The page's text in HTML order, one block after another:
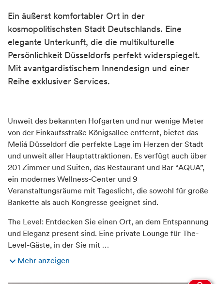
Ein äußerst komfortabler Ort in der
kosmopolitischsten Stadt Deutschlands. Eine
elegante Unterkunft, die die multikulturelle
Persönlichkeit Düsseldorfs perfekt widerspiegelt.
Mit avantgardistischem Innendesign und einer
Reihe exklusiver Services.
Unweit des bekannten Hofgarten und nur wenige Meter
von der Einkaufsstraße Königsallee entfernt, bietet das
Meliá Düsseldorf die perfekte Lage im Herzen der Stadt
und unweit aller Hauptattraktionen. Es verfügt auch über
201 Zimmer und Suiten, das Restaurant und Bar “AQUA”,
ein modernes Wellness-Center und 9
Veranstaltungsräume mit Tageslicht, die sowohl für große
Bankette als auch Kongresse geeignet sind.
The Level: Entdecken Sie einen Ort, an dem Entspannung
und Eleganz present sind. Eine private Lounge für The-
Level-Gäste, in der Sie mit …
Mehr anzeigen